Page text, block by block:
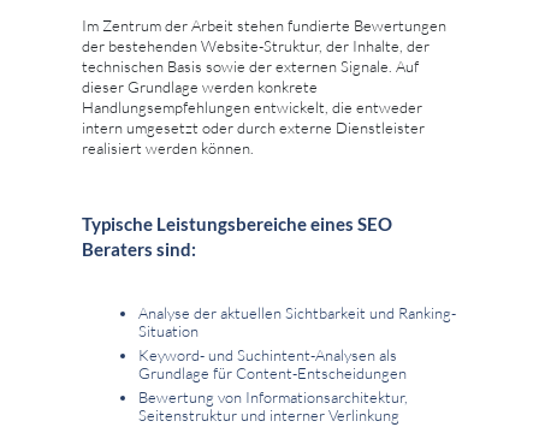
Im Zentrum der Arbeit stehen fundierte Bewertungen
der bestehenden Website-Struktur, der Inhalte, der
technischen Basis sowie der externen Signale. Auf
dieser Grundlage werden konkrete
Handlungsempfehlungen entwickelt, die entweder
intern umgesetzt oder durch externe Dienstleister
realisiert werden können.
Typische Leistungsbereiche eines SEO
Beraters sind:
Analyse der aktuellen Sichtbarkeit und Ranking-
Situation
Keyword- und Suchintent-Analysen als
Grundlage für Content-Entscheidungen
Bewertung von Informationsarchitektur,
Seitenstruktur und interner Verlinkung